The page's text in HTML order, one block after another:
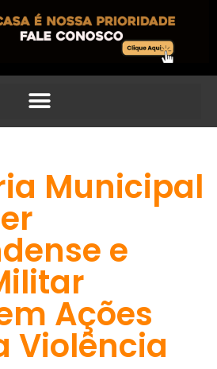
Municipal
e
Ações
Violência